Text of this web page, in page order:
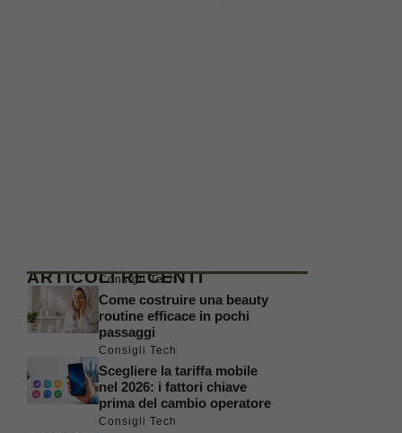
ARTICOLI RECENTI
Consigli Tech
Come costruire una beauty
routine efficace in pochi
passaggi
Consigli Tech
Scegliere la tariffa mobile
nel 2026: i fattori chiave
prima del cambio operatore
Consigli Tech